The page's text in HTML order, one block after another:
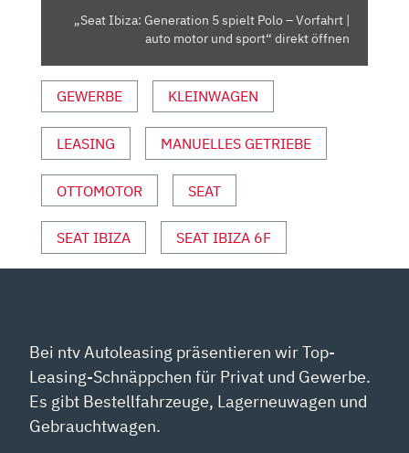
UND
SPORT“
YOUTUBE
ANZEIGEN
„Seat Ibiza: Generation 5 spielt Polo – Vorfahrt |
auto motor und sport“ direkt öffnen
GEWERBE KLEINWAGEN
LEASING MANUELLES GETRIEBE
OTTOMOTOR SEAT
SEAT IBIZA SEAT IBIZA 6F
Bei ntv Autoleasing präsentieren wir Top-
Leasing-Schnäppchen für Privat und Gewerbe.
Es gibt Bestellfahrzeuge, Lagerneuwagen und
Gebrauchtwagen.